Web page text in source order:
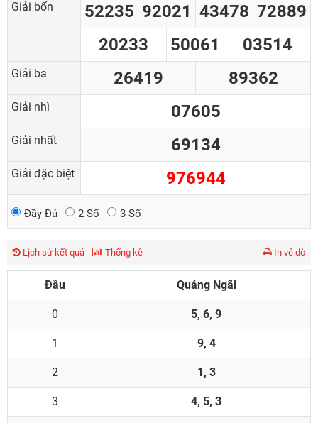
Giải bốn 52235 92021 43478 72889
20233
50061 03514
Giải ba 26419 89362
Giải nhì 07605
Giải nhất 69134
Giải đặc biệt 976944
Đầy Đủ 2 Số 3 Số
Lịch sử kết quả Thống kê In vé dò
Đầu Quảng Ngãi
0 5, 6, 9
1 9, 4
2 1, 3
3 4, 5, 3